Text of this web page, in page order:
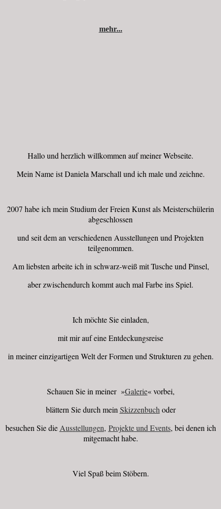
mehr...
Hallo und herzlich willkommen auf meiner Webseite.
Mein Name ist Daniela Marschall und ich male und zeichne.
2007 habe ich mein Studium der Freien Kunst als Meisterschülerin
abgeschlossen
und seit dem an verschiedenen Ausstellungen und Projekten
teilgenommen.
Am liebsten arbeite ich in schwarz-weiß mit Tusche und Pinsel,
aber zwischendurch kommt auch mal Farbe ins Spiel.
Ich möchte Sie einladen,
mit mir auf eine Entdeckungsreise
in meiner einzigartigen Welt der Formen und Strukturen zu gehen.
Schauen Sie in meiner »Galerie« vorbei,
blättern Sie durch mein Skizzenbuch oder
besuchen Sie die Ausstellungen, Projekte und Events, bei denen ich
mitgemacht habe.
Viel Spaß beim Stöbern.